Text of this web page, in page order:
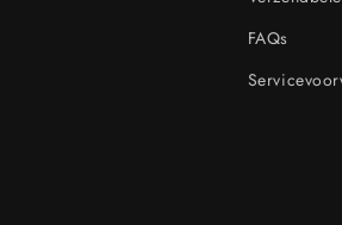
FAQs